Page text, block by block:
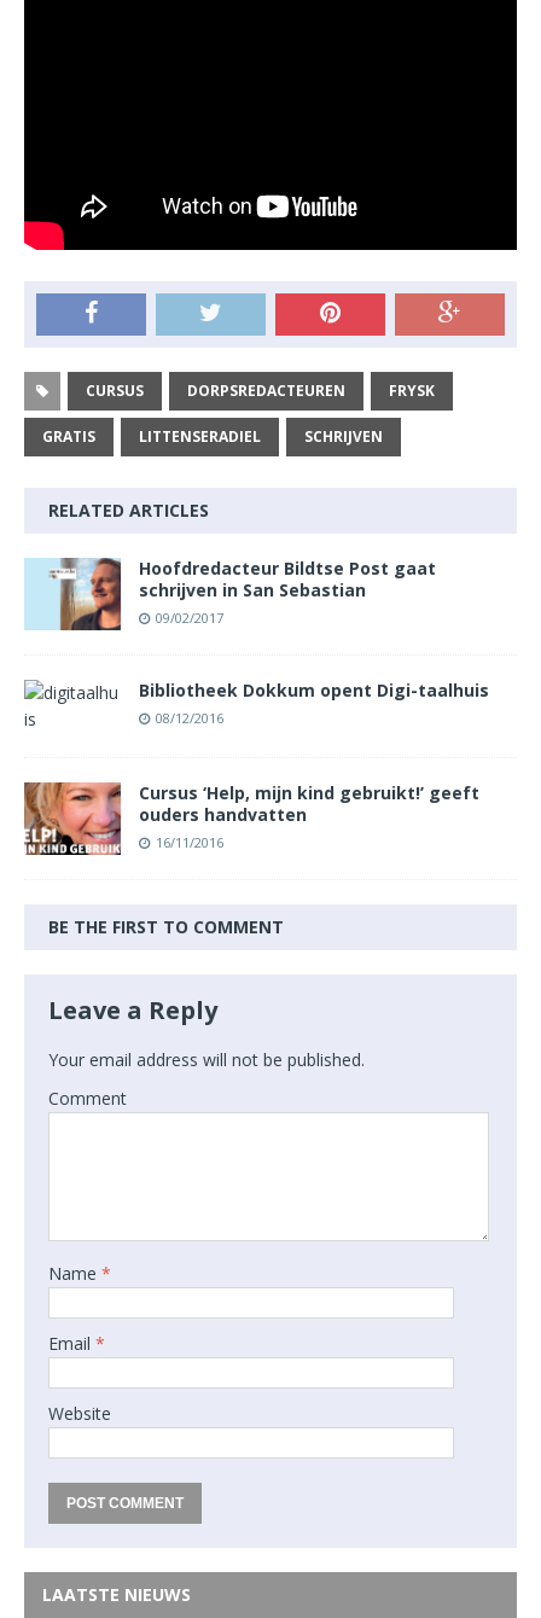
CURSUS DORPSREDACTEUREN FRYSK
GRATIS LITTENSERADIEL SCHRIJVEN
RELATED ARTICLES
Hoofdredacteur Bildtse Post gaat
schrijven in San Sebastian
09/02/2017
Bibliotheek Dokkum opent Digi-taalhuis
08/12/2016
Cursus ‘Help, mijn kind gebruikt!’ geeft
ouders handvatten
16/11/2016
BE THE FIRST TO COMMENT
Leave a Reply
Your email address will not be published.
Comment
Name *
Email *
Website
LAATSTE NIEUWS